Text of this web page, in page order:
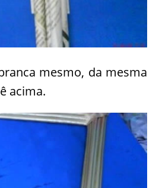
mesmo, da mesma
acima.